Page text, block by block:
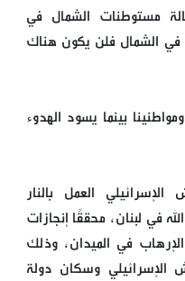
مستوطنات الشمال في
الشمال فلن يكون هناك
بينما يسود الهدوء
العمل بالنار
في لبنان، محققًا إنجازات
في الميدان، وذلك
الإسرائيلي وسكان دولة